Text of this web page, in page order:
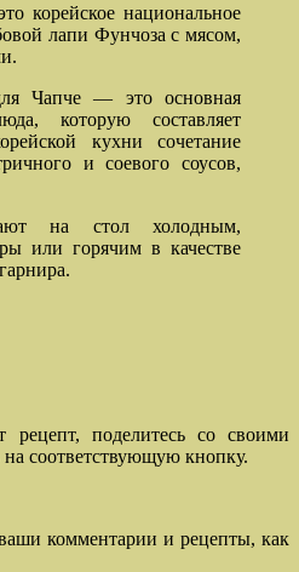
корейское национальное
лапи Фунчоза с мясом,
Чапче — это основная
которую составляет
кухни сочетание
и соевого соусов,
на стол холодным,
или горячим в качестве
рецепт, поделитесь со своими
на соответствующую кнопку.
комментарии и рецепты, как